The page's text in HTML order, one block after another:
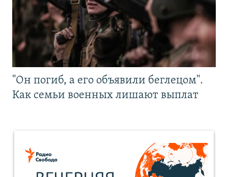
"Он погиб, а его объявили беглецом".
Как семьи военных лишают выплат